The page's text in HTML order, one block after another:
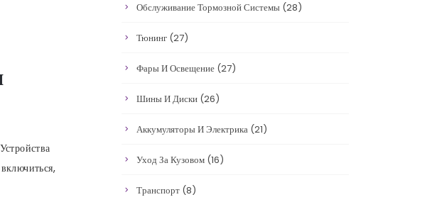
Обслуживание Тормозной Системы (28)
Тюнинг (27)
Фары И Освещение (27)
Шины И Диски (26)
Аккумуляторы И Электрика (21)
Уход За Кузовом (16)
Транспорт (8)